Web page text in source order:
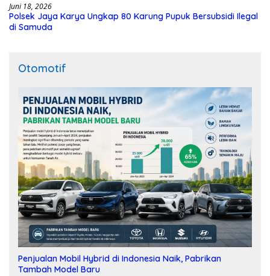
Juni 18, 2026
Polsek Jaya Karya Ungkap 80 Karung Pupuk Bersubsidi Ilegal
di Samuda
Otomotif
Penjualan Mobil Hybrid di Indonesia Naik, Pabrikan
Tambah Model Baru